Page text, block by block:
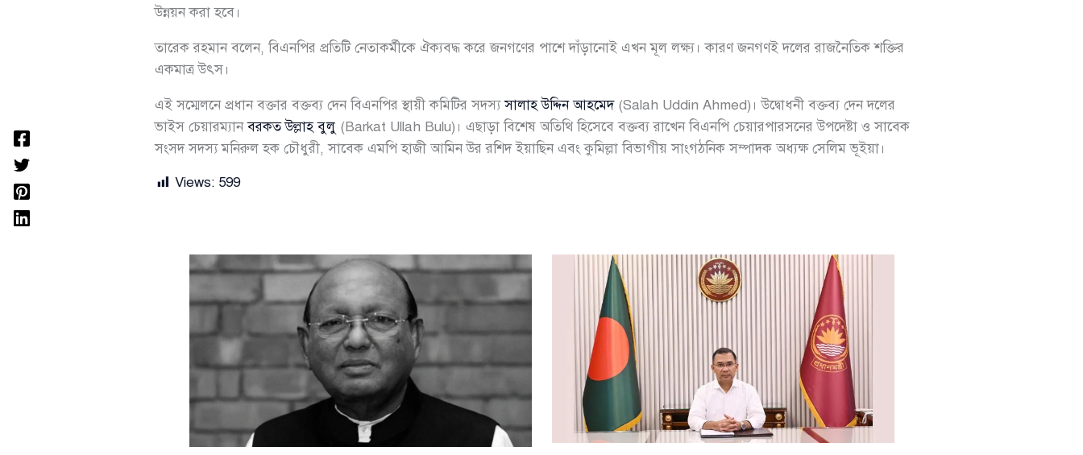
উন্নয়ন করা হবে।
তারেক রহমান বলেন, বিএনপির প্রতিটি নেতাকর্মীকে ঐক্যবদ্ধ করে জনগণের পাশে দাঁড়ানোই এখন মূল লক্ষ্য। কারণ জনগণই দলের রাজনৈতিক শক্তির
একমাত্র উৎস।
এই সম্মেলনে প্রধান বক্তার বক্তব্য দেন বিএনপির স্থায়ী কমিটির সদস্যসালাহ উদ্দিন আহমেদ(Salah Uddin Ahmed)। উদ্বোধনী বক্তব্য দেন দলের
ভাইস চেয়ারম্যানবরকত উল্লাহ বুলু (Barkat Ullah Bulu)। এছাড়া বিশেষ অতিথি হিসেবে বক্তব্য রাখেন বিএনপি চেয়ারপারসনের উপদেষ্টা ও সাবেক
সংসদ সদস্য মনিরুল হক চৌধুরী, সাবেক এমপি হাজী আমিন উর রশিদ ইয়াছিন এবং কুমিল্লা বিভাগীয় সাংগঠনিক সম্পাদক অধ্যক্ষ সেলিম ভূইয়া।
Views: 599